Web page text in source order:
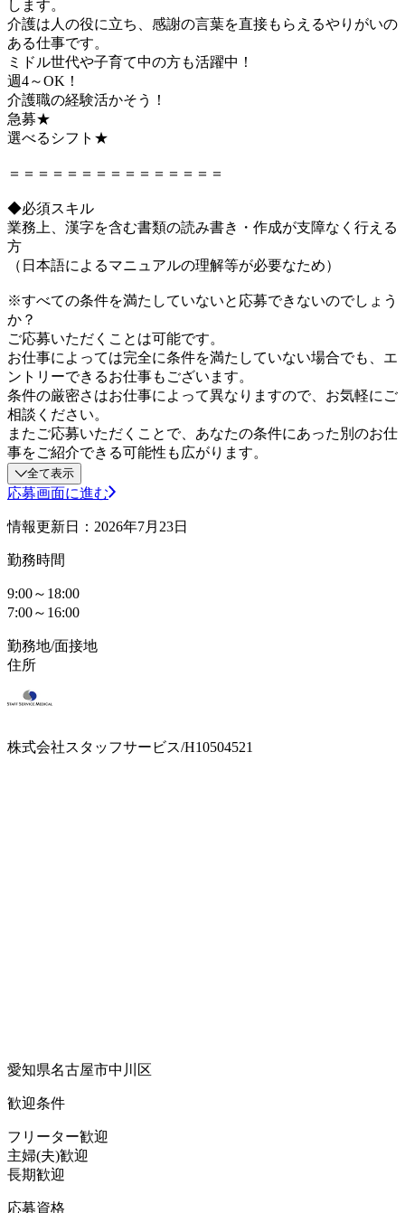
します。
介護は人の役に立ち、感謝の言葉を直接もらえるやりがいの
ある仕事です。
ミドル世代や子育て中の方も活躍中！
週4～OK！
介護職の経験活かそう！
急募★
選べるシフト★
＝＝＝＝＝＝＝＝＝＝＝＝＝＝＝
◆必須スキル
業務上、漢字を含む書類の読み書き・作成が支障なく行える
方
（日本語によるマニュアルの理解等が必要なため）
※すべての条件を満たしていないと応募できないのでしょう
か？
ご応募いただくことは可能です。
お仕事によっては完全に条件を満たしていない場合でも、エ
ントリーできるお仕事もございます。
条件の厳密さはお仕事によって異なりますので、お気軽にご
相談ください。
またご応募いただくことで、あなたの条件にあった別のお仕
事をご紹介できる可能性も広がります。
全て表示
応募画面に進む
情報更新日：2026年7月23日
勤務時間
9:00～18:00
7:00～16:00
勤務地/面接地
住所
株式会社スタッフサービス/H10504521
愛知県名古屋市中川区
歓迎条件
フリーター歓迎
主婦(夫)歓迎
長期歓迎
応募資格